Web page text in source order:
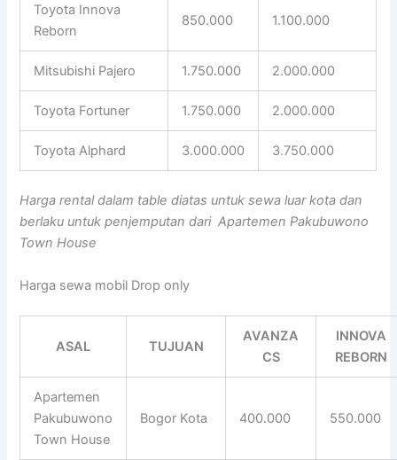
Toyota Innova
Reborn
850.000 1.100.000
Mitsubishi Pajero 1.750.000 2.000.000
Toyota Fortuner 1.750.000 2.000.000
Toyota Alphard 3.000.000 3.750.000
Harga rental dalam table diatas untuk sewa luar kota dan
berlaku untuk penjemputan dari Apartemen Pakubuwono
Town House
Harga sewa mobil Drop only
ASAL TUJUAN
AVANZA
CS
INNOVA
REBORN
Apartemen
Pakubuwono
Town House
Bogor Kota 400.000 550.000